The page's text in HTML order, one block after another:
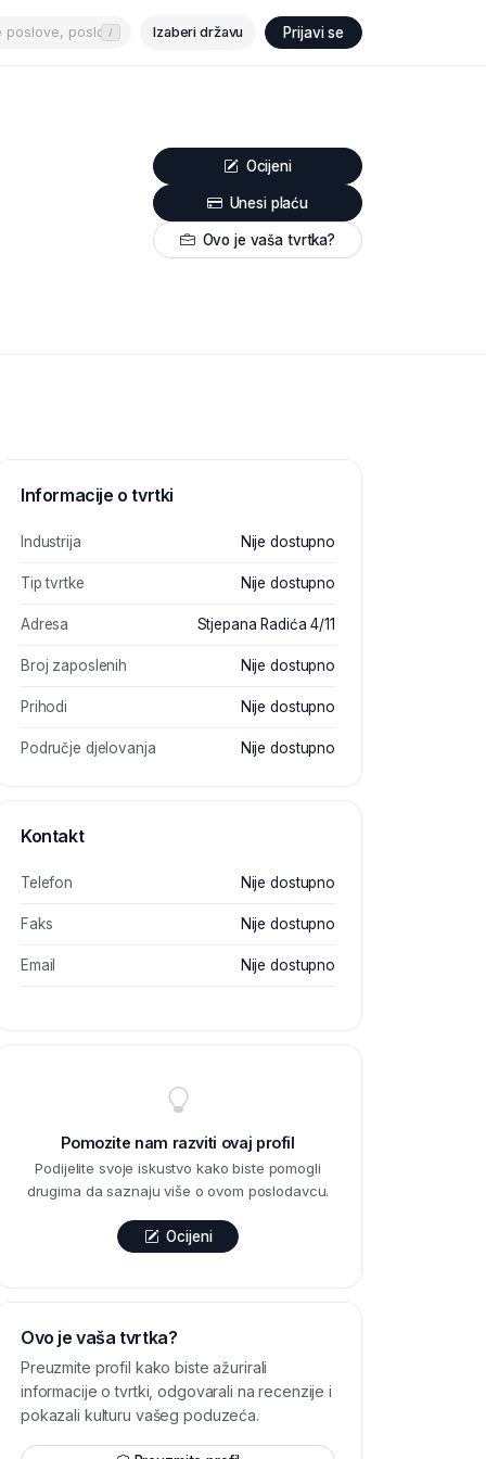
/ Izaberi državu Prijavi se
Ocijeni
Unesi plaću
Ovo je vaša tvrtka?
Informacije o tvrtki
Industrija Nije dostupno
Tip tvrtke Nije dostupno
Adresa Stjepana Radića 4/11
Broj zaposlenih Nije dostupno
Prihodi Nije dostupno
Područje djelovanja Nije dostupno
Kontakt
Telefon Nije dostupno
Faks Nije dostupno
Email Nije dostupno
Pomozite nam razviti ovaj profil
Podijelite svoje iskustvo kako biste pomogli
drugima da saznaju više o ovom poslodavcu.
Ocijeni
Ovo je vaša tvrtka?
Preuzmite profil kako biste ažurirali
informacije o tvrtki, odgovarali na recenzije i
pokazali kulturu vašeg poduzeća.